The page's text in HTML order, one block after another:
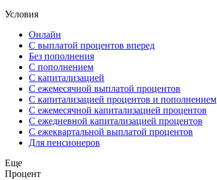
Условия
Онлайн
С выплатой процентов вперед
Без пополнения
С пополнением
С капитализацией
С ежемесячной выплатой процентов
С капитализацией процентов и пополнением
С ежемесячной капитализацией процентов
С ежедневной капитализацией процентов
С ежеквартальной выплатой процентов
Для пенсионеров
Еще
Процент